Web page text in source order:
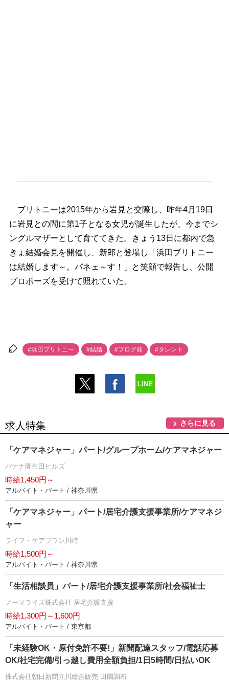
ブリトニーは2015年から岩見と交際し、昨年4月19日
に岩見との間に第1子となる女児が誕生したが、今までシ
ングルマザーとして育ててきた。きょう13日に都内で急
きょ結婚会見を開催し、新郎と登場し「浜田ブリトニー
は結婚します～。パネェ～す！」と笑顔で報告し、公開
プロポーズを受けて照れていた。
#浜田ブリトニー #結婚 #ブログ発 #タレント
求人特集 さらに見る
「ケアマネジャー」パート/グループホーム/ケアマネジャー
バナナ園生田ヒルズ
時給1,450円～
アルバイト・パート / 神奈川県
「ケアマネジャー」パート/居宅介護支援事業所/ケアマネジ
ャー
ライフ・ケアプラン川崎
時給1,500円～
アルバイト・パート / 神奈川県
「生活相談員」パート/居宅介護支援事業所/社会福祉士
ノーマライズ株式会社 居宅介護支援
時給1,300円～1,600円
アルバイト・パート / 東京都
「未経験OK・原付免許不要!」新聞配達スタッフ/電話応募
OK/社宅完備/引っ越し費用全額負担/1日5時間/日払いOK
株式会社朝日新聞立川総合販売 田園調布